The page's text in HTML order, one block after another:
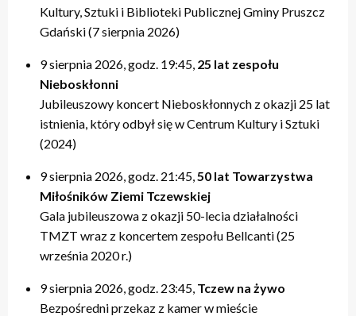
Kultury, Sztuki i Biblioteki Publicznej Gminy Pruszcz
Gdański (7 sierpnia 2026)
9 sierpnia 2026, godz. 19:45, 25 lat zespołu
Nieboskłonni
Jubileuszowy koncert Nieboskłonnych z okazji 25 lat
istnienia, który odbył się w Centrum Kultury i Sztuki
(2024)
9 sierpnia 2026, godz. 21:45, 50 lat Towarzystwa
Miłośników Ziemi Tczewskiej
Gala jubileuszowa z okazji 50-lecia działalności
TMZT wraz z koncertem zespołu Bellcanti (25
września 2020 r.)
9 sierpnia 2026, godz. 23:45, Tczew na żywo
Bezpośredni przekaz z kamer w mieście